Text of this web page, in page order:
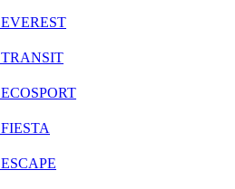
EVEREST
TRANSIT
ECOSPORT
FIESTA
ESCAPE